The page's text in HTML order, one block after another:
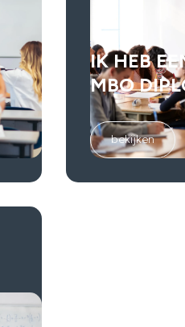
IK HEB
MBO
bekijken